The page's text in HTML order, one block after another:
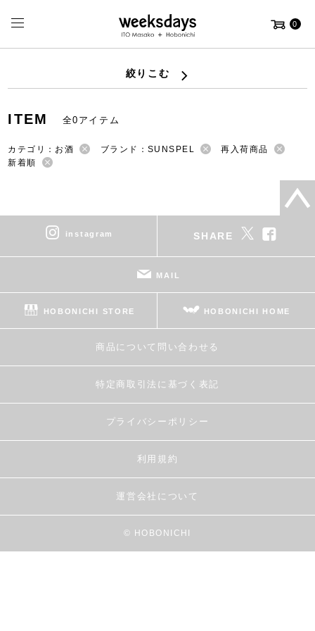
0
絞りこむ
ITEM 全0アイテム
カテゴリ：お酒 ブランド：SUNSPEL
再入荷商品
新着順
instagram SHARE
MAIL
HOBONICHI STORE HOBONICHI HOME
商品について問い合わせる
特定商取引法に基づく表記
プライバシーポリシー
利用規約
運営会社について
© HOBONICHI